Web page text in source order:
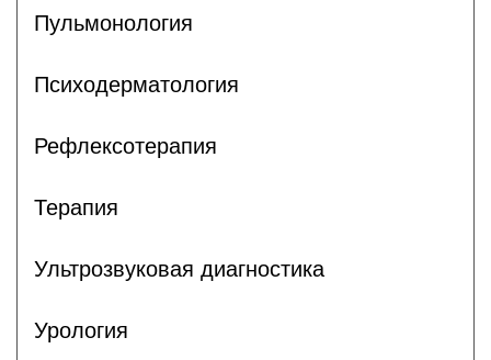
Пульмонология
Психодерматология
Рефлексотерапия
Терапия
Ультрозвуковая диагностика
Урология